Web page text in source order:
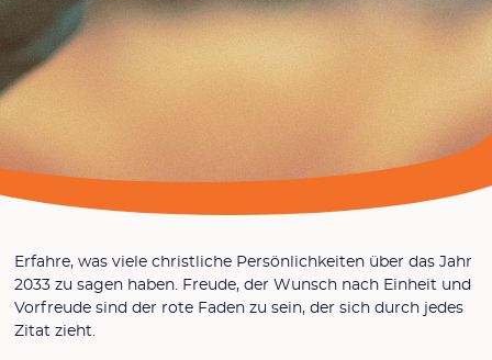
Erfahre, was viele christliche Persönlichkeiten über das Jahr
2033 zu sagen haben. Freude, der Wunsch nach Einheit und
Vorfreude sind der rote Faden zu sein, der sich durch jedes
Zitat zieht.